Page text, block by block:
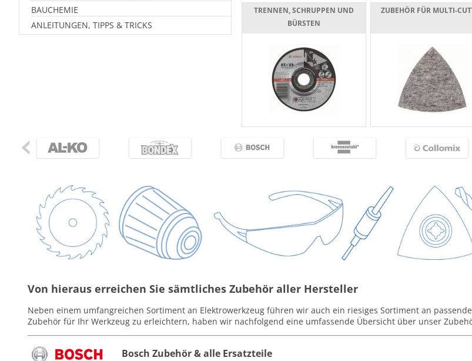
BAUCHEMIE
ANLEITUNGEN, TIPPS & TRICKS
TRENNEN, SCHRUPPEN UND
BÜRSTEN
ZUBEHÖR FÜR MULTI-
Von hieraus erreichen Sie sämtliches Zubehör aller Hersteller
Neben einem umfangreichen Sortiment an Elektrowerkzeug führen wir auch ein riesiges Sortiment an
Zubehör für Ihr Werkzeug zu erleichtern, haben wir nachfolgend eine umfassende Übersicht über unser
Bosch Zubehör & alle Ersatzteile